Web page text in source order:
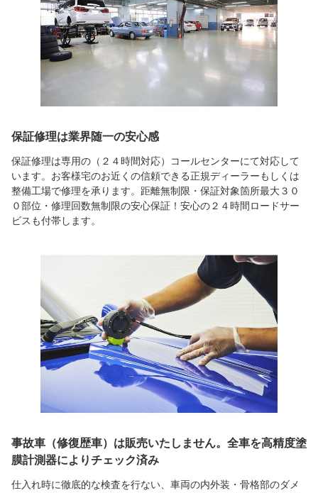
保証修理は業界随一の安心感
保証修理は専用の（２４時間対応）コールセンターにて対応して
います。お客様宅のお近くの信頼できる正規ディーラーもしくは
整備工場で修理を承ります。距離無制限・保証対象箇所最大３０
０部位・修理回数無制限の安心保証！安心の２４時間ロードサー
ビスも付帯します。
事故車（修復歴車）は販売いたしません。全車を高精度塗
膜計測器によりチェック済み
仕入れ時に徹底的な検査を行ない、車両の内外装・骨格部のダメ